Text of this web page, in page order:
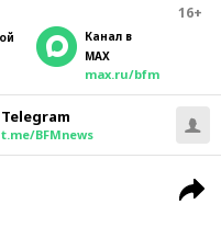
16+
Канал в
MAX
max.ru/bfm
Telegram
t.me/BFMnews